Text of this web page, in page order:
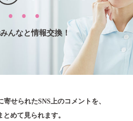
んなと情報交換！
せられたSNS上のコメントを、
とめて見られます。